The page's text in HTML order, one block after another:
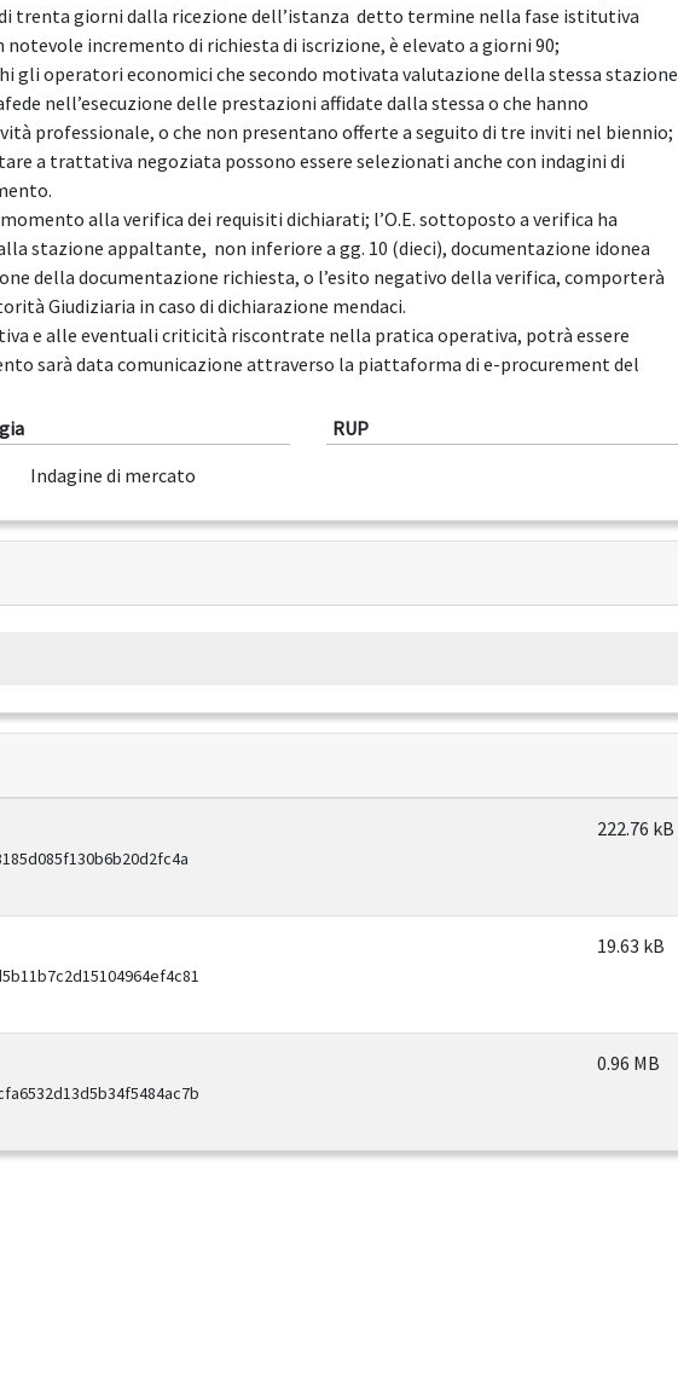
trenta giorni dalla ricezione dell’istanza detto termine nella fase istitutiva
incremento di richiesta di iscrizione, è elevato a giorni 90;
gli operatori economici che secondo motivata valutazione della stessa stazione
nell’esecuzione delle prestazioni affidate dalla stessa o che hanno
professionale, o che non presentano offerte a seguito di tre inviti nel biennio;
a trattativa negoziata possono essere selezionati anche con indagini di
alla verifica dei requisiti dichiarati; l’O.E. sottoposto a verifica ha
stazione appaltante, non inferiore a gg. 10 (dieci), documentazione idonea
della documentazione richiesta, o l’esito negativo della verifica, comporterà
Giudiziaria in caso di dichiarazione mendaci.
e alle eventuali criticità riscontrate nella pratica operativa, potrà essere
sarà data comunicazione attraverso la piattaforma di e-procurement del
Indagine di mercato
RUP
222.76 kB
19.63 kB
0.96 MB